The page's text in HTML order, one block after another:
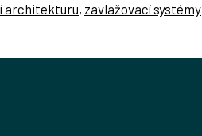
architekturu, zavlažovací systémy